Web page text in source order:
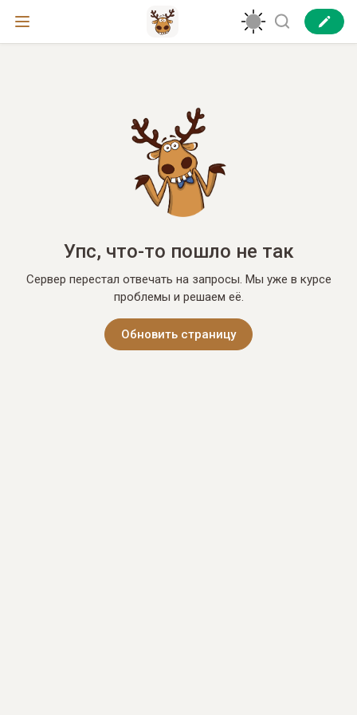
Упс, что-то пошло не так
Сервер перестал отвечать на запросы. Мы уже в курсе
проблемы и решаем её.
Обновить страницу